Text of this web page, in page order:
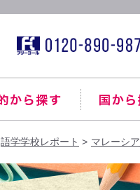
語学学校レポート マレーシア